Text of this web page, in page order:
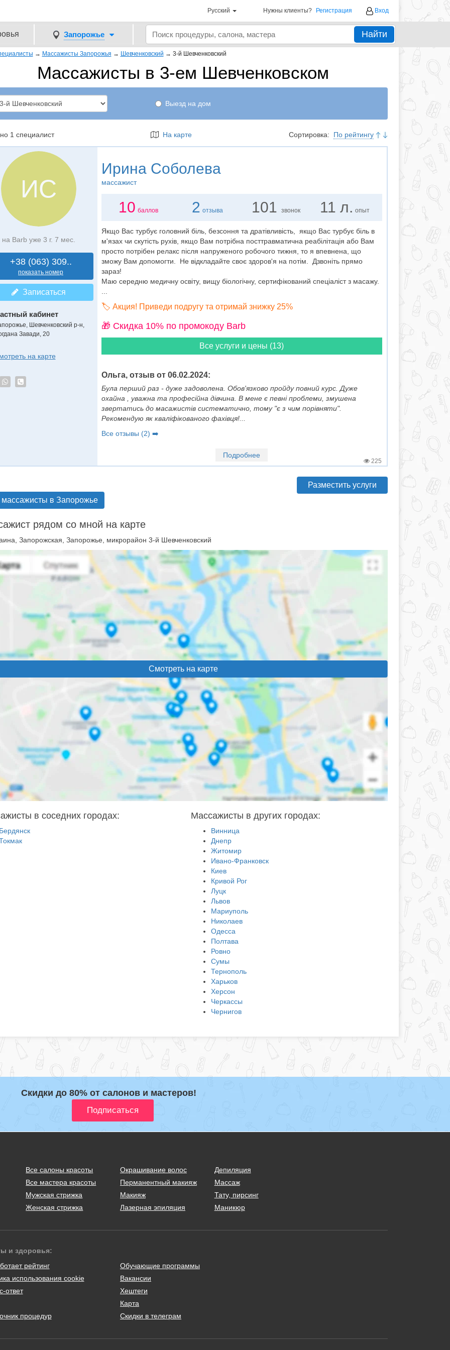
Русский Нужны клиенты? Регистрация Вход
Запорожье Найти
→ Массажисты Запорожья → Шевченковский → 3-й Шевченковский
Массажисты в 3-ем Шевченковском
Выезд на дом
1 специалист На карте Сортировка: По рейтингу
ИС
на Barb уже 3 г. 7 мес.
+38 (063) 309..
показать номер
Записаться
кабинет
Шевченковский р-н,
Завади, 20
на карте
Ирина Соболева
массажист
10 баллов 2 отзыва 101 звонок 11 л. опыт
Якщо Вас турбує головний біль, безсоння та дратівливість, якщо Вас турбує біль в
м'язах чи скутість рухів, якщо Вам потрібна посттравматична реабілітація або Вам
просто потрібен релакс після напруженого робочого тижня, то я впевнена, що
зможу Вам допомогти. Не відкладайте своє здоров'я на потім. Дзвоніть прямо
зараз!
Маю середню медичну освіту, вищу біологічну, сертифікований спеціаліст з масажу.
🏷️ Акция! Приведи подругу та отримай знижку 25%
🎁 Cкидка 10% по промокоду Barb
Все услуги и цены (13)
Ольга, отзыв от 06.02.2024:
Була перший раз - дуже задоволена. Обов'язково пройду повний курс. Дуже
охайна , уважна та професійна дівчина. В мене є певні проблеми, змушена
звертатись до масажистів систематично, тому "є з чим порівняти".
Рекомендую як кваліфікованого фахівця!...
Все отзывы (2) ➡️
Подробнее
225
в Запорожье
Разместить услуги
рядом со мной на карте
Запорожская, Запорожье, микрорайон 3-й Шевченковский
Смотреть на карте
в соседних городах: Массажисты в других городах:
Винница
Днепр
Житомир
Ивано-Франковск
Киев
Кривой Рог
Луцк
Львов
Мариуполь
Николаев
Одесса
Полтава
Ровно
Сумы
Тернополь
Харьков
Херсон
Черкассы
Чернигов
Скидки до 80% от салонов и мастеров!
Все салоны красоты
Все мастера красоты
Мужская стрижка
Женская стрижка
Окрашивание волос
Перманентный макияж
Макияж
Лазерная эпиляция
Депиляция
Массаж
Тату, пирсинг
Маникюр
и здоровья:
рейтинг
использования cookie
ответ
процедур
Обучающие программы
Вакансии
Хештеги
Карта
Скидки в телеграм